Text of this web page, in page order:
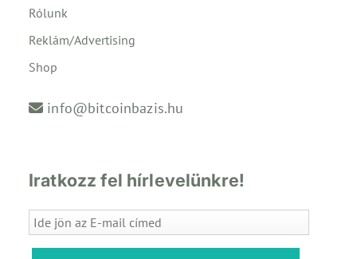
Rólunk
Reklám/Advertising
Shop
info@bitcoinbazis.hu
Iratkozz fel hírlevelünkre!